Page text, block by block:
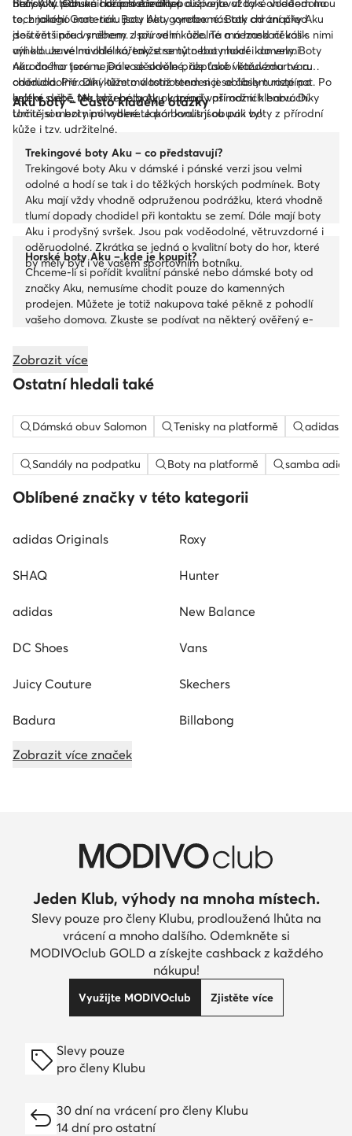
fitzroy. V těch na horách zazáříte!
nečistoty. Obuvnické prostředky používejte vždy s ohledem na
to, z jakého materiálu jsou boty vyrobené. Boty od značky Aku
jsou většinou vyrobeny z přírodní kůže. Ta má hned několik
výhod. Je velmi odolná, takže se tyto boty hodí i do velmi
náročného terénu. Dále se skvěle přizpůsobí každému tvaru
chodidla. Přírodní kůže má totiž tendenci se časem rozpínat. Po
krátké době tak kožené boty okopírují vaši nožní klenbu. Díky
tomu jsou boty pohodlné. Jako bonus jsou pak boty z přírodní
kůže i tzv. udržitelné.
Boty Aku pánské i dámské mohou disponovat také voděodolnou
technologií Gore-tex. Boty Aku goretex nás tak chrání před
deštěm i před sněhem. Jsou velmi odolné a nezaskočí vás s nimi
ani klouzavé navlhlé kořeny stromů nebo mokré kameny. Boty
Aku do hor jsou nejen voděodolné, ale také větruvzdorné a
oděruodolné. Díky těmto vlastnostem si je oblíbily turisté po
celém světě. Na trhu boty Aku v trendy přírodních barvách.
Určitě si mezi nimi vyberete pár kvalitní obuvi i vy!
Aku boty – Často kladené otázky
Trekingové boty Aku – co představují?
Trekingové boty Aku v dámské i pánské verzi jsou velmi
odolné a hodí se tak i do těžkých horských podmínek. Boty
Aku mají vždy vhodně odpruženou podrážku, která vhodně
tlumí dopady chodidel při kontaktu se zemí. Dále mají boty
Aku i prodyšný svršek. Jsou pak voděodolné, větruvzdorné i
oděruodolné. Zkrátka se jedná o kvalitní boty do hor, které
by měly být i ve vašem sportovním botníku.
Horské boty Aku – kde je koupit?
Chceme-li si pořídit kvalitní pánské nebo dámské boty od
značky Aku, nemusíme chodit pouze do kamenných
prodejen. Můžete je totiž nakupova také pěkně z pohodlí
vašeho domova. Zkuste se podívat na některý ověřený e-
Zobrazit více
Ostatní hledali také
Dámská obuv Salomon Tenisky na platformě adidas
Sandály na podpatku Boty na platformě samba
Oblíbené značky v této kategorii
adidas Originals Roxy
SHAQ Hunter
adidas New Balance
DC Shoes Vans
Juicy Couture Skechers
Badura Billabong
Zobrazit více značek
Jeden Klub, výhody na mnoha místech.
Slevy pouze pro členy Klubu, prodloužená lhůta na
vrácení a mnoho dalšího. Odemkněte si
MODIVOclub GOLD a získejte cashback z každého
nákupu!
Využijte MODIVOclub Zjistěte více
Slevy pouze
pro členy Klubu
30 dní na vrácení pro členy Klubu
14 dní pro ostatní